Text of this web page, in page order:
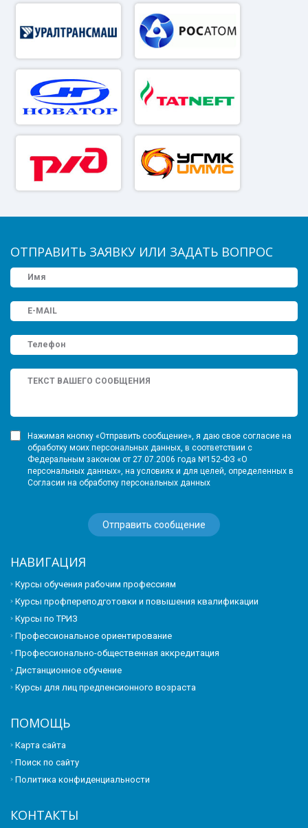
ОТПРАВИТЬ ЗАЯВКУ ИЛИ ЗАДАТЬ ВОПРОС
Нажимая кнопку «Отправить сообщение», я даю свое согласие на
обработку моих персональных данных, в соответствии с
Федеральным законом от 27.07.2006 года №152-ФЗ «О
персональных данных», на условиях и для целей, определенных в
Согласии на обработку персональных данных
НАВИГАЦИЯ
Курсы обучения рабочим профессиям
Курсы профпереподготовки и повышения квалификации
Курсы по ТРИЗ
Профессиональное ориентирование
Профессионально-общественная аккредитация
Дистанционное обучение
Курсы для лиц предпенсионного возраста
ПОМОЩЬ
Карта сайта
Поиск по сайту
Политика конфиденциальности
КОНТАКТЫ